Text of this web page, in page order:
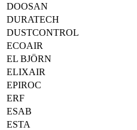
DOOSAN
DURATECH
DUSTCONTROL
ECOAIR
EL BJÖRN
ELIXAIR
EPIROC
ERF
ESAB
ESTA